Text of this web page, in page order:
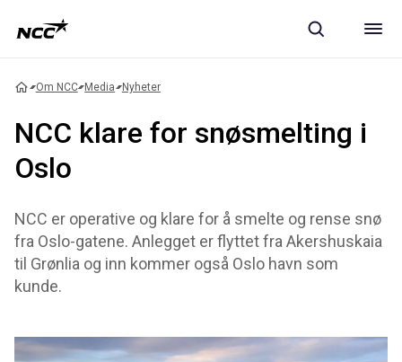
Om NCC Media Nyheter
NCC klare for snøsmelting i
Oslo
NCC er operative og klare for å smelte og rense snø
fra Oslo-gatene. Anlegget er flyttet fra Akershuskaia
til Grønlia og inn kommer også Oslo havn som
kunde.